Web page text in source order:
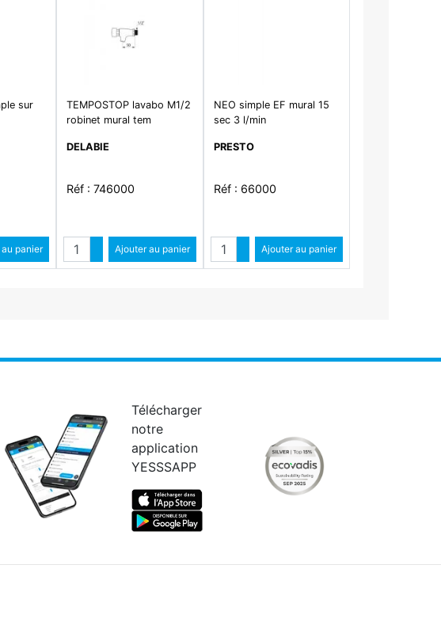
sur
quantité
quantité
panier
TEMPOSTOP lavabo M1/2
robinet mural tem
DELABIE
Réf : 746000
QuantitéAugmenter quantité
Diminuer quantité
Ajouter au panier
NEO simple EF mural 15
sec 3 l/min
PRESTO
Réf : 66000
QuantitéAugmenter quantité
Diminuer quantité
Ajouter au panier
Télécharger
notre
application
YESSSAPP